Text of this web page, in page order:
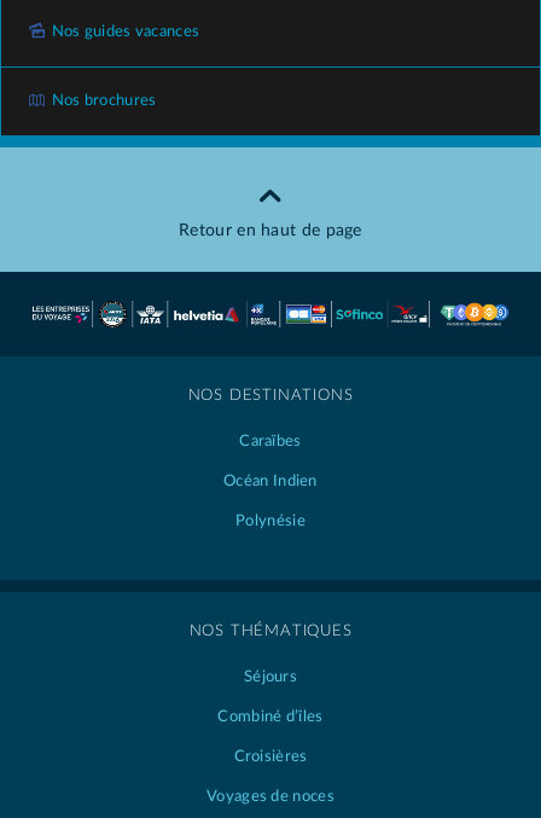
Nos guides vacances
Nos brochures
Retour en haut de page
NOS DESTINATIONS
Caraïbes
Océan Indien
Polynésie
NOS THÉMATIQUES
Séjours
Combiné d’îles
Croisières
Voyages de noces